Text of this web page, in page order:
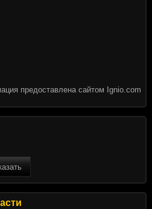
предоставлена сайтом Ignio.com